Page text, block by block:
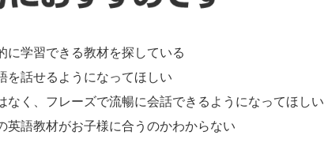
に学習できる教材を探している
を話せるようになってほしい
なく、フレーズで流暢に会話できるようになってほしい
英語教材がお子様に合うのかわからない